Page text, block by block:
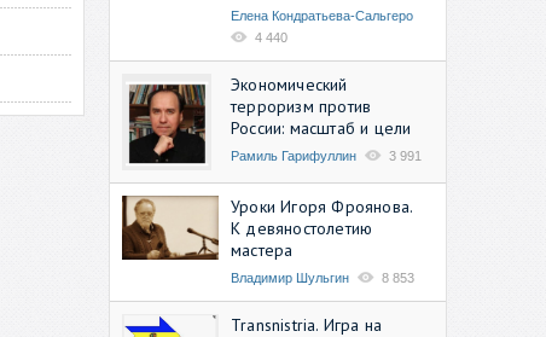
Елена Кондратьева-Сальгеро
4 440
Экономический
терроризм против
России: масштаб и цели
Рамиль Гарифуллин 3 991
Уроки Игоря Фроянова.
К девяностолетию
мастера
Владимир Шульгин 8 853
Transnistria. Игра на